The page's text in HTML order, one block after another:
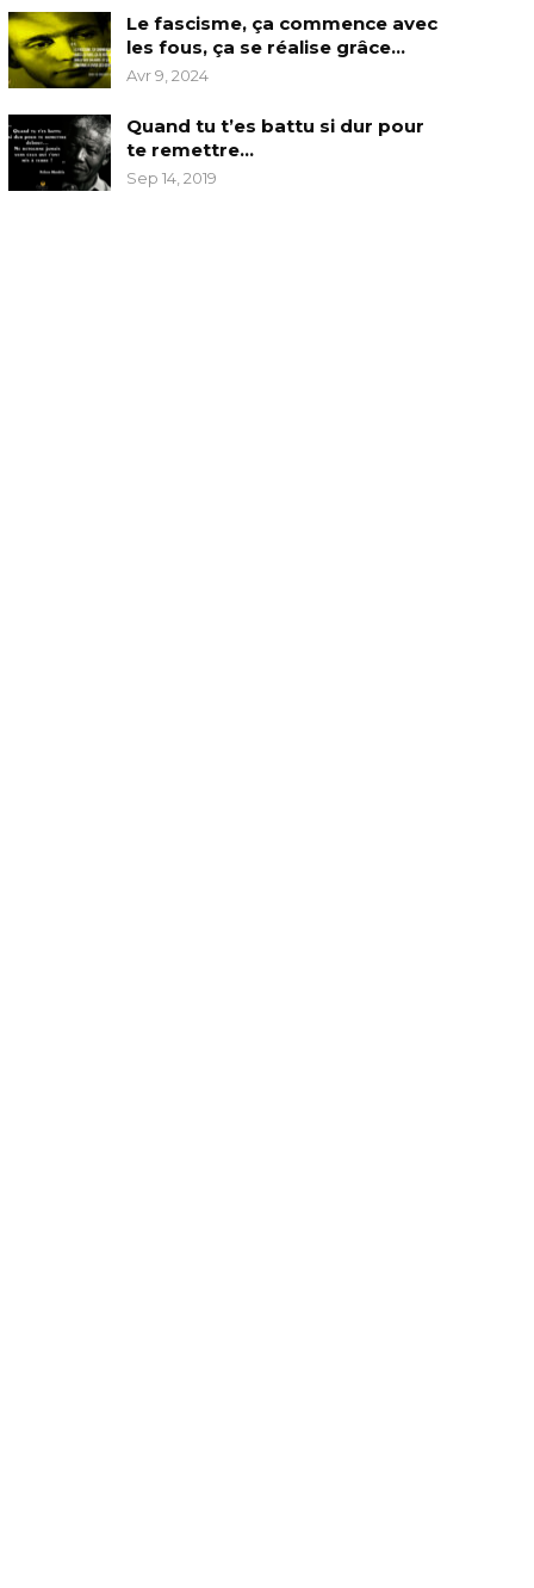
Le fascisme, ça commence avec
les fous, ça se réalise grâce…
Avr 9, 2024
Quand tu t’es battu si dur pour
te remettre…
Sep 14, 2019